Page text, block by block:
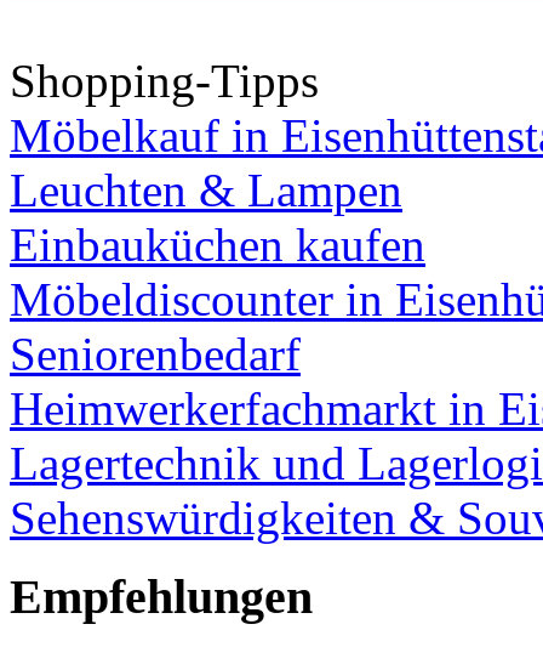
Shopping-Tipps
Möbelkauf in
Leuchten & Lampen
Einbauküchen kaufen
Möbeldiscounter in
Seniorenbedarf
Heimwerkerfachmarkt in
Lagertechnik und
Sehenswürdigkeiten &
Empfehlungen